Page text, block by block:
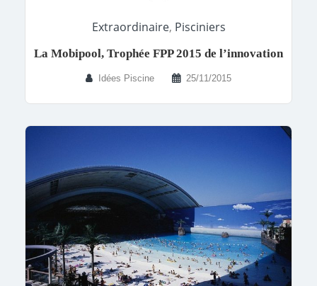
Extraordinaire, Pisciniers
La Mobipool, Trophée FPP 2015 de l’innovation
Idées Piscine 25/11/2015